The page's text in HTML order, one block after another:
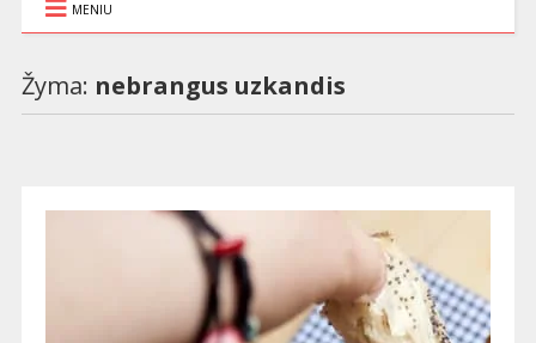
MENIU
Žyma: nebrangus uzkandis